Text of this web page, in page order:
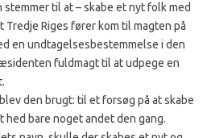
til at – skabe et nyt folk med
Riges fører kom til magten på
en undtagelsesbestemmelse i den
fuldmagt til at udpege en
den brugt: til et forsøg på at skabe
bare noget andet den gang.